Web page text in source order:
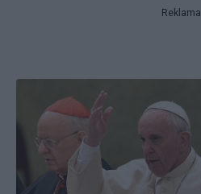
Reklama